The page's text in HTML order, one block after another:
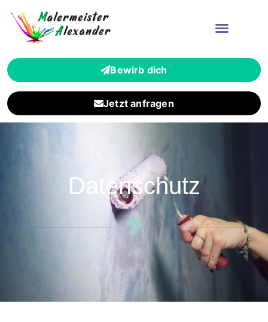
Bewirb dich
Jetzt anfragen
Datenschutz